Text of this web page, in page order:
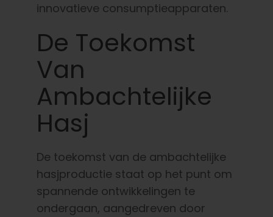
innovatieve consumptieapparaten.
De Toekomst
Van
Ambachtelijke
Hasj
De toekomst van de ambachtelijke
hasjproductie staat op het punt om
spannende ontwikkelingen te
ondergaan, aangedreven door